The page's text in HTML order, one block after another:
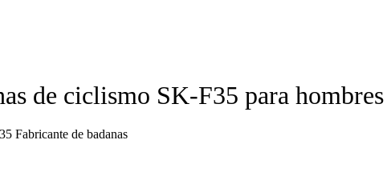
de ciclismo SK-F35 para hombres
Fabricante de badanas